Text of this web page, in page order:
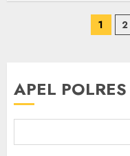
1 2
APEL